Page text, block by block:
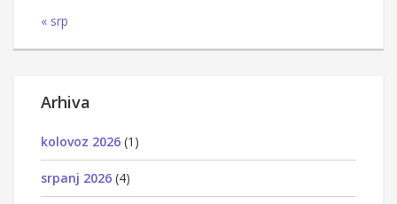
« srp
Arhiva
kolovoz 2026 (1)
srpanj 2026 (4)